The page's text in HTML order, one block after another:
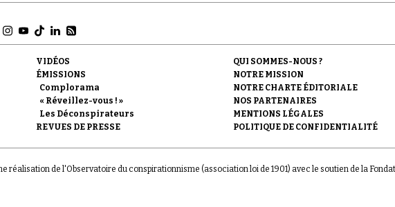
VIDÉOS
ÉMISSIONS
Complorama
« Réveillez-vous ! »
Les Déconspirateurs
REVUES DE PRESSE
QUI SOMMES-NOUS ?
NOTRE MISSION
NOTRE CHARTE ÉDITORIALE
NOS PARTENAIRES
MENTIONS LÉGALES
POLITIQUE DE CONFIDENTIALITÉ
réalisation de l'Observatoire du conspirationnisme (association loi de 1901) avec le soutien de la